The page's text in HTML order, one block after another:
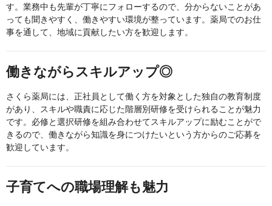
す。業務中も先輩が丁寧にフォローするので、分からないことがあ
っても聞きやすく、働きやすい環境が整っています。薬局でのお仕
事を通して、地域に貢献したい方を歓迎します。
働きながらスキルアップ◎
さくら薬局には、正社員として働く方を対象とした独自の教育制度
があり、スキルや職責に応じた階層別研修を受けられることが魅力
です。必修と選択研修を組み合わせてスキルアップに励むことがで
きるので、働きながら知識を身につけたいという方からのご応募を
歓迎しています。
子育てへの職場理解も魅力